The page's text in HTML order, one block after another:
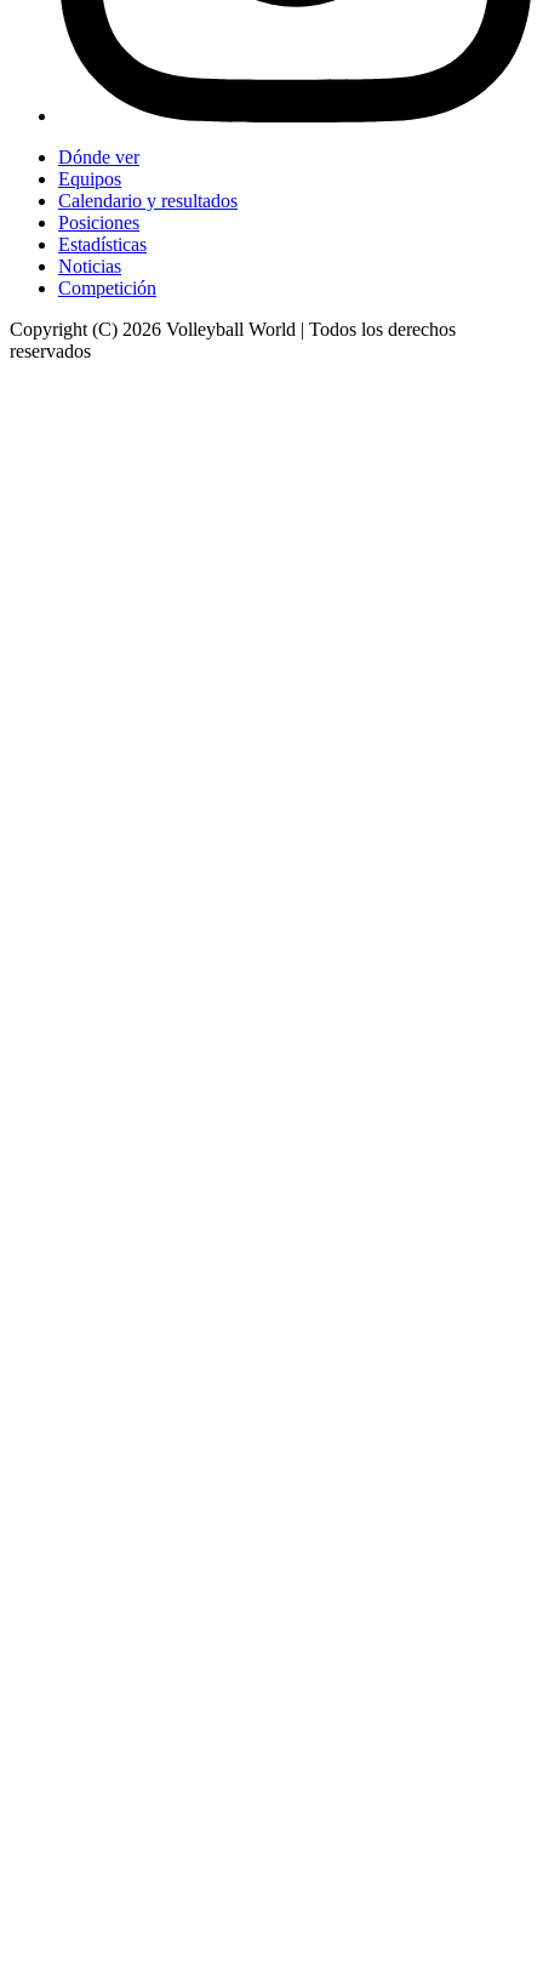
Dónde ver
Equipos
Calendario y resultados
Posiciones
Estadísticas
Noticias
Competición
Copyright (C) 2026 Volleyball World | Todos los derechos
reservados